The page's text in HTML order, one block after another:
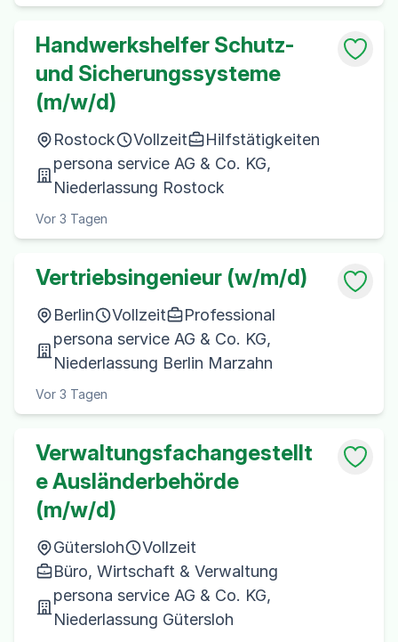
Handwerkshelfer Schutz-
und Sicherungssysteme
(m/w/d)
Rostock Vollzeit
Hilfstätigkeiten
persona service AG & Co. KG,
Niederlassung Rostock
Vor 3 Tagen
Vertriebsingenieur (w/m/d)
Berlin Vollzeit
Professional
persona service AG & Co. KG,
Niederlassung Berlin Marzahn
Vor 3 Tagen
Verwaltungsfachangestellt
e Ausländerbehörde
(m/w/d)
Gütersloh
Vollzeit
Büro, Wirtschaft & Verwaltung
persona service AG & Co. KG,
Niederlassung Gütersloh